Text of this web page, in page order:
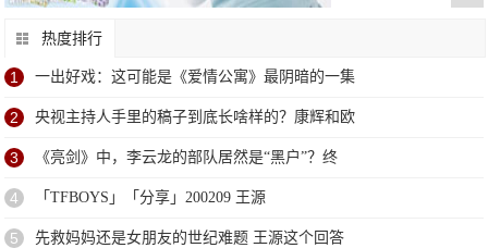
热度排行
1 一出好戏：这可能是《爱情公寓》最阴暗的一集
2 央视主持人手里的稿子到底长啥样的？康辉和欧
3 《亮剑》中，李云龙的部队居然是“黑户”？终
4 「TFBOYS」「分享」200209 王源
5 先救妈妈还是女朋友的世纪难题 王源这个回答